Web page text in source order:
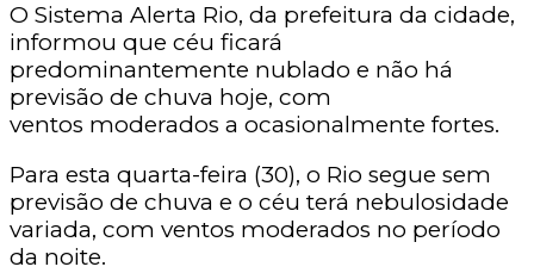
O Sistema Alerta Rio, da prefeitura da cidade,
informou que céu ficará
predominantemente nublado e não há
previsão de chuva hoje, com
ventos moderados a ocasionalmente fortes.
Para esta quarta-feira (30), o Rio segue sem
previsão de chuva e o céu terá nebulosidade
variada, com ventos moderados no período
da noite.